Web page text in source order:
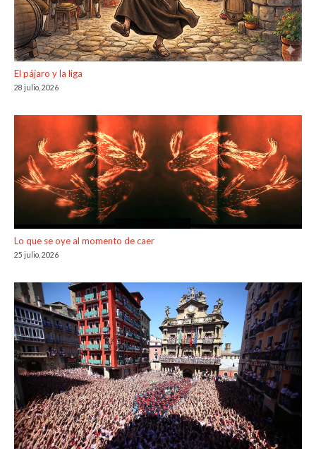
El pájaro y la liga
28 julio, 2026
Lo que se oye al momento de caer
25 julio, 2026